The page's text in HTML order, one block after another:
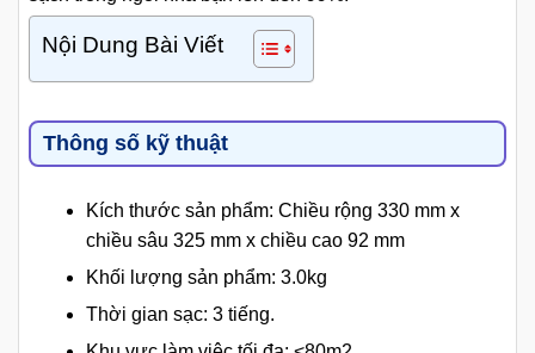
Nội Dung Bài Viết
Thông số kỹ thuật
Kích thước sản phẩm: Chiều rộng 330 mm x
chiều sâu 325 mm x chiều cao 92 mm
Khối lượng sản phẩm: 3.0kg
Thời gian sạc: 3 tiếng.